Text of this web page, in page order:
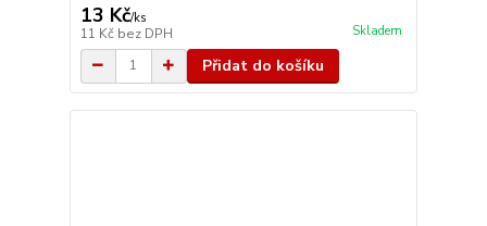
13 Kč/ks
11 Kč bez DPH Skladem
Přidat do košíku